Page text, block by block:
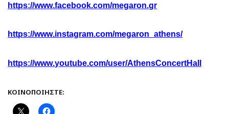
https://www.facebook.com/megaron.gr
https://www.instagram.com/megaron athens/
https://www.youtube.com/user/AthensConcertHall
ΚΟΙΝΟΠΟΙΉΣΤΕ: